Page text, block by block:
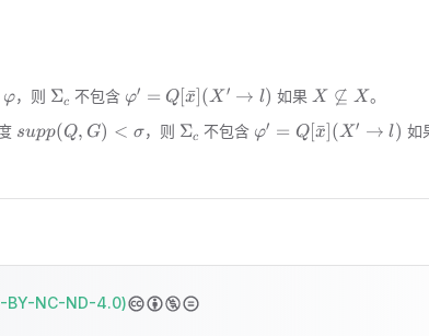
φ，则 \Sigma_c
Σc 不包含 \varphi'=Q[\bar{x}]
φ′ = Q [x
ˉ (X ′ → l) 如果 X\not
X
X 
⊆ X。
supp (
supp(Q, G) < σ，则 \Sigma_c
Σc 不包含 \varphi'=Q[\bar{x}]
φ′ = Q[ x
ˉ (X′ → l) 如
BY-NC-ND-4.0)